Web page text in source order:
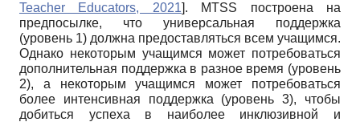
Teacher Educators, 2021]. MTSS построена на
предпосылке, что универсальная поддержка
(уровень 1) должна предоставляться всем учащимся.
Однако некоторым учащимся может потребоваться
дополнительная поддержка в разное время (уровень
2), а некоторым учащимся может потребоваться
более интенсивная поддержка (уровень 3), чтобы
добиться успеха в наиболее инклюзивной и